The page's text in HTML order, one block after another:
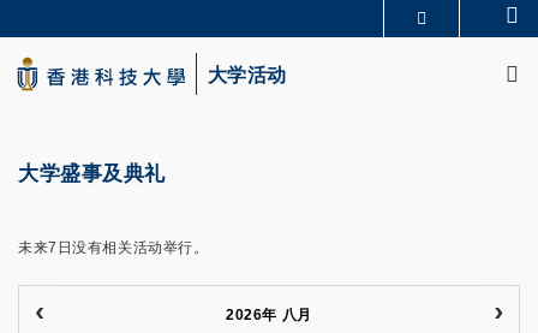
to
main
content
生活@科大
大学活动
大学盛事及典礼
未来7日没有相关活动举行。
2026年 八月